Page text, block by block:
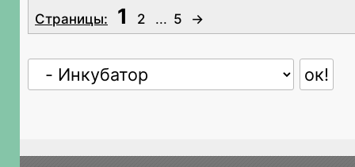
Страницы: 1 2 ... 5 →